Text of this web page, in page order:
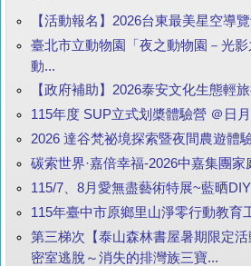
【活動報名】2026台東最美星空導
臺北市立動物園「夜之動物園－光
動...
【政府補助】2026泰安文化生態輕
115年度 SUP立式划槳體驗營 ＠日
2026 達谷梵祕境探索暨夜間農遊體
碳索世界·嘉倍幸福-2026中嘉集團家
115/7、8月愛無盡藝術特展~藍晒
115年臺中市原鄉里山淨零行動教育
第三梯次【泰山森林書屋暑期限定
密室逃脫～消失的排灣族三寶...